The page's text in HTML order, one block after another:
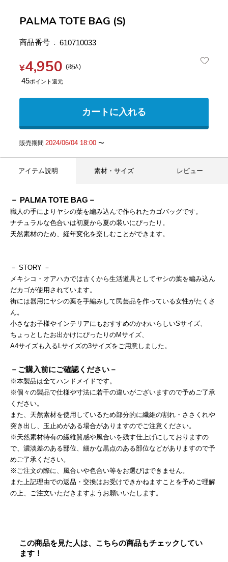
PALMA TOTE BAG (S)
商品番号 610710033
¥4,950 税込
45
カートに入れる
販売期間 2024/06/04 18:00〜
アイテム説明 素材・サイズ レビュー
－ PALMA TOTE BAG－
職人の手によりヤシの葉を編み込んで作られたカゴバッグです。
ナチュラルな色合いは初夏から夏の装いにぴったり。
天然素材のため、経年変化を楽しむことができます。
－ STORY －
メキシコ・オアハカでは古くから生活道具としてヤシの葉を編み込ん
だカゴが使用されています。
街には器用にヤシの葉を手編みして民芸品を作っている女性がたくさ
ん。
小さなお子様やインテリアにもおすすめのかわいらしいSサイズ、
ちょっとしたお出かけにぴったりのMサイズ、
A4サイズも入るLサイズの3サイズをご用意しました。
－ご購入前にご確認ください－
※本製品は全てハンドメイドです。
※個々の製品で仕様や寸法に若干の違いがございますので予めご了承
ください。
また、天然素材を使用しているため部分的に繊維の割れ・ささくれや
突き出し、玉止めがある場合がありますのでご注意ください。
※天然素材特有の繊維質感や風合いを残す仕上げにしておりますの
で、濃淡差のある部位、細かな黒点のある部位などがありますので予
めご了承ください。
※ご注文の際に、風合いや色合い等をお選びはできません。
また上記理由での返品・交換はお受けできかねますことを予めご理解
の上、ご注文いただきますようお願いいたします。
この商品を見た人は、こちらの商品もチェックしてい
ます！